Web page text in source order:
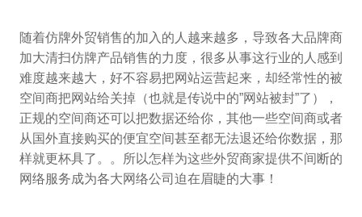
随着仿牌外贸销售的加入的人越来越多，导致各大品牌商
加大清扫仿牌产品销售的力度，很多从事这行业的人感到
难度越来越大，好不容易把网站运营起来，却经常性的被
空间商把网站给关掉（也就是传说中的”网站被封”了），
正规的空间商还可以把数据还给你，其他一些空间商或者
从国外直接购买的便宜空间甚至都无法退还给你数据，那
样就更杯具了。。所以怎样为这些外贸商家提供不间断的
网络服务成为各大网络公司迫在眉睫的大事！